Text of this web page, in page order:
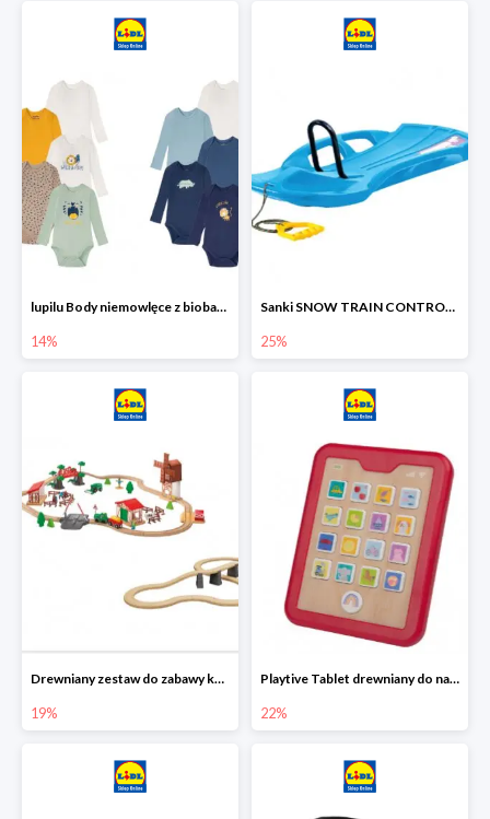
lupilu Body niemowlęce z biobawełny
14%
Sanki SNOW TRAIN CONTROL -25%
25%
Drewniany zestaw do zabawy kolejką - farma i wiadukt
19%
Playtive Tablet drewniany do nauki, interaktywny
22%